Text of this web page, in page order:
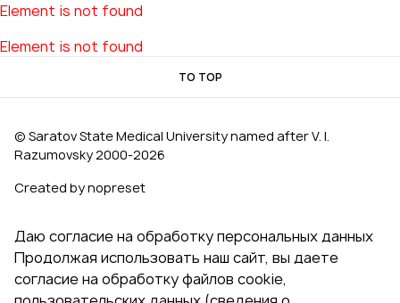
Element is not found
Element is not found
TO TOP
© Saratov State Medical University named after V. I.
Razumovsky 2000‑2026
Created by nopreset
Даю согласие на обработку персональных данных
Продолжая использовать наш сайт, вы даете
согласие на обработку файлов cookie,